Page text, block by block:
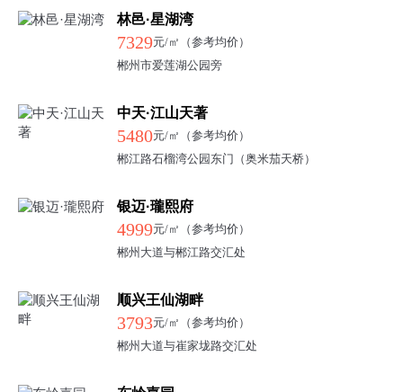
林邑·星湖湾
7329元/㎡（参考均价）
郴州市爱莲湖公园旁
中天·江山天著
5480元/㎡（参考均价）
郴江路石榴湾公园东门（奥米茄天桥）
银迈·瓏熙府
4999元/㎡（参考均价）
郴州大道与郴江路交汇处
顺兴王仙湖畔
3793元/㎡（参考均价）
郴州大道与崔家垅路交汇处